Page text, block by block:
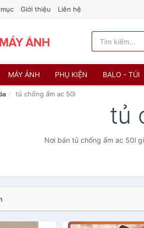
Giới thiệu Liên hệ
MÁY ẢNH PHỤ KIỆN BALO - TÚI
tủ chống ẩm ac 50l
tủ
Nơi bán tủ chống ẩm ac 50l